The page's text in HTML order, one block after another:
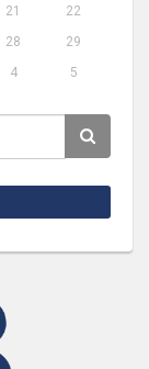
21
22
28
29
4 5